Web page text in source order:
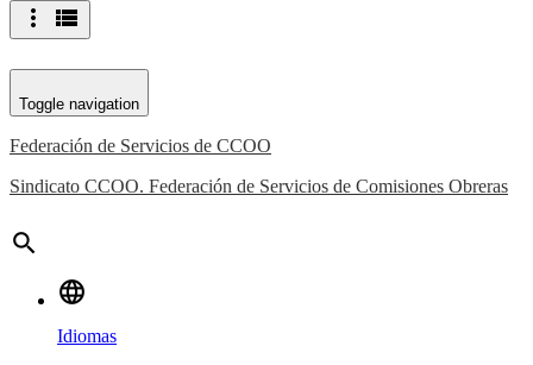
more_vert view_list
Toggle navigation
Federación de Servicios de CCOO
Sindicato CCOO. Federación de Servicios de Comisiones Obreras
search
language
Idiomas